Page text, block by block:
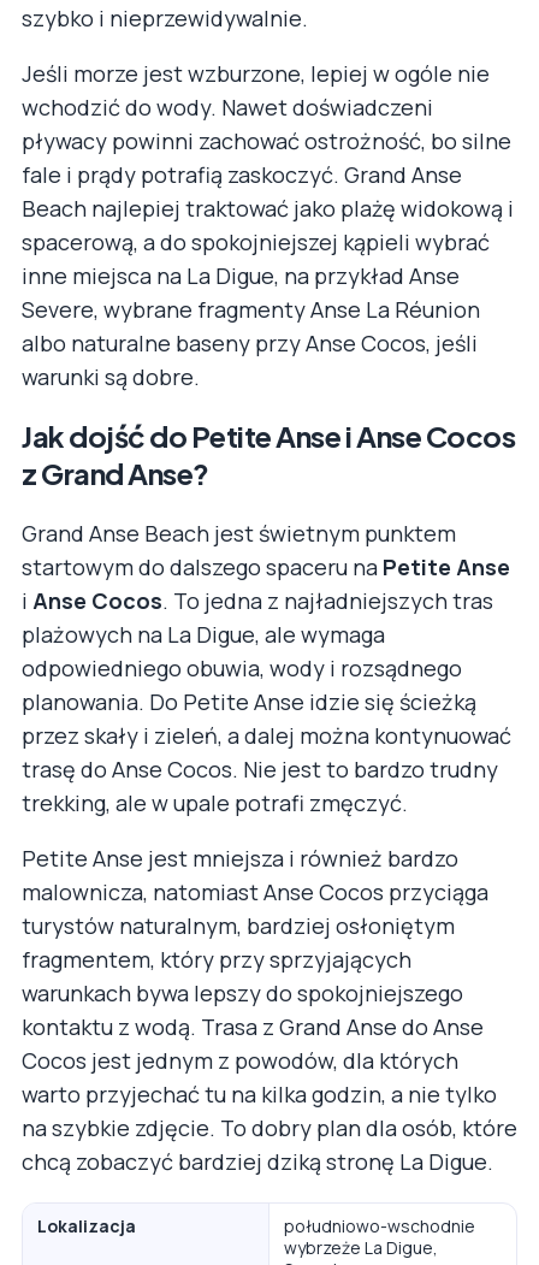
szybko i nieprzewidywalnie.
Jeśli morze jest wzburzone, lepiej w ogóle nie
wchodzić do wody. Nawet doświadczeni
pływacy powinni zachować ostrożność, bo silne
fale i prądy potrafią zaskoczyć. Grand Anse
Beach najlepiej traktować jako plażę widokową i
spacerową, a do spokojniejszej kąpieli wybrać
inne miejsca na La Digue, na przykład Anse
Severe, wybrane fragmenty Anse La Réunion
albo naturalne baseny przy Anse Cocos, jeśli
warunki są dobre.
Jak dojść do Petite Anse i Anse Cocos
z Grand Anse?
Grand Anse Beach jest świetnym punktem
startowym do dalszego spaceru na Petite Anse
i Anse Cocos. To jedna z najładniejszych tras
plażowych na La Digue, ale wymaga
odpowiedniego obuwia, wody i rozsądnego
planowania. Do Petite Anse idzie się ścieżką
przez skały i zieleń, a dalej można kontynuować
trasę do Anse Cocos. Nie jest to bardzo trudny
trekking, ale w upale potrafi zmęczyć.
Petite Anse jest mniejsza i również bardzo
malownicza, natomiast Anse Cocos przyciąga
turystów naturalnym, bardziej osłoniętym
fragmentem, który przy sprzyjających
warunkach bywa lepszy do spokojniejszego
kontaktu z wodą. Trasa z Grand Anse do Anse
Cocos jest jednym z powodów, dla których
warto przyjechać tu na kilka godzin, a nie tylko
na szybkie zdjęcie. To dobry plan dla osób, które
chcą zobaczyć bardziej dziką stronę La Digue.
Lokalizacja
południowo-wschodnie
wybrzeże La Digue,